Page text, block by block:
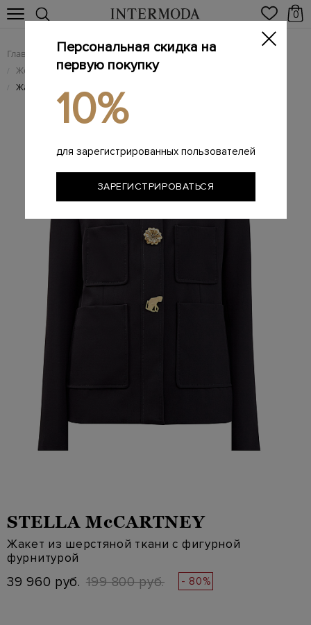
0
Главная Женщинам / Женская одежда
/ Женские жакеты и пиджаки
/ Жакет из шерстяной ткани с фигурной фурнитурой
STELLA McCARTNEY
Жакет из шерстяной ткани с фигурной
фурнитурой
39 960 руб. 199 800 руб. - 80%
Персональная скидка на
первую покупку
10%
для зарегистрированных пользователей
ЗАРЕГИСТРИРОВАТЬСЯ